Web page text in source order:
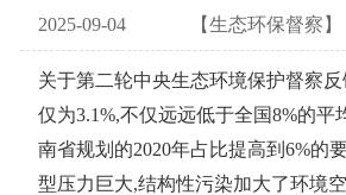
2025-09-04
【生态环保督察】
关于第二轮中央生态环境保护督察
仅为3.1%,不仅远远低于全国8%的平
南省规划的2020年占比提高到6%的
型压力巨大,结构性污染加大了环境